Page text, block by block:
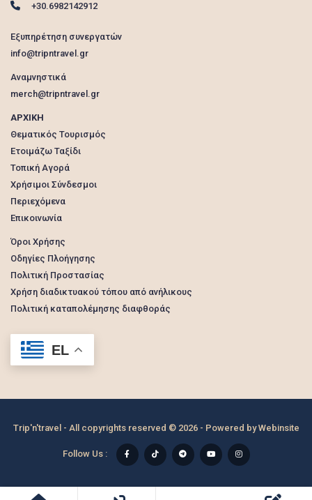
+30.6982142912
Εξυπηρέτηση συνεργατών
info@tripntravel.gr
Αναμνηστικά
merch@tripntravel.gr
ΑΡΧΙΚΗ
Θεματικός Τουρισμός
Ετοιμάζω Ταξίδι
Τοπική Αγορά
Χρήσιμοι Σύνδεσμοι
Περιεχόμενα
Επικοινωνία
Όροι Χρήσης
Οδηγίες Πλοήγησης
Πολιτική Προστασίας
Χρήση διαδικτυακού τόπου από ανήλικους
Πολιτική καταπολέμησης διαφθοράς
EL
Trip'n'travel - All copyrights reserved © 2026 - Powered byWebinsite
Follow Us :